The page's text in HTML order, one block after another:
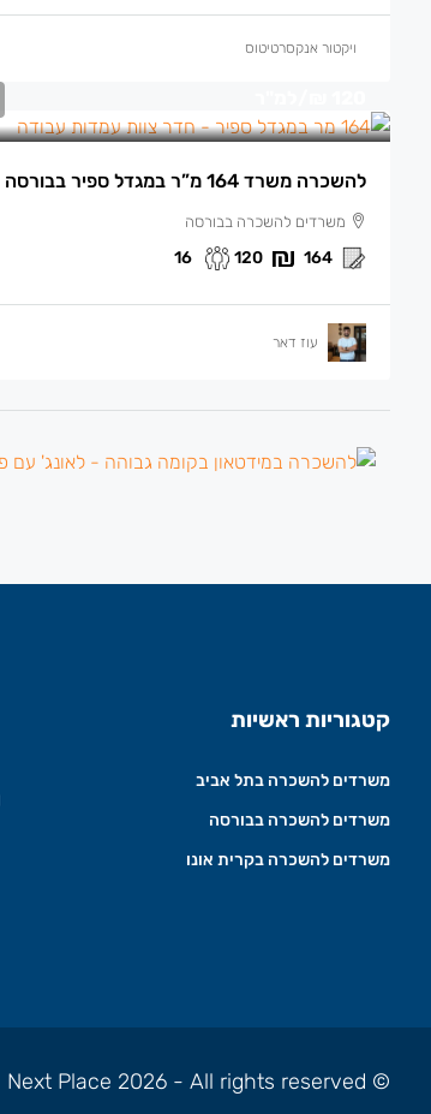
ויקטור אנקסרטיטוס
להשכרה משרד 164 מ”ר במגדל ספיר בבורסה רמת גן
משרדים להשכרה בבורסה
164
120
16
עוז דאר
קטגוריות ראשיות
משרדים להשכרה בתל אביב
משרדים להשכרה בבורסה
משרדים להשכרה בקרית אונו
© Next Place 2026 - All rights reserved